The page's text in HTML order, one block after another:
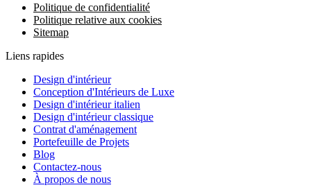
Politique de confidentialité
Politique relative aux cookies
Sitemap
Liens rapides
Design d'intérieur
Conception d'Intérieurs de Luxe
Design d'intérieur italien
Design d'intérieur classique
Contrat d'aménagement
Portefeuille de Projets
Blog
Contactez-nous
À propos de nous